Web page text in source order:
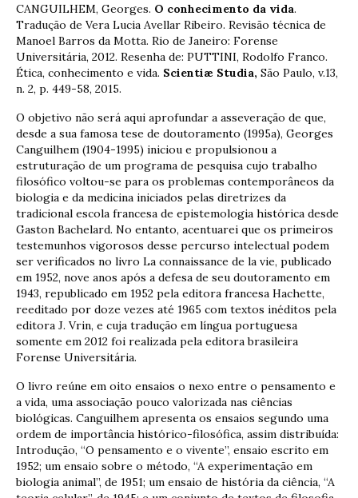
CANGUILHEM, Georges. O conhecimento da vida.
Tradução de Vera Lucia Avellar Ribeiro. Revisão técnica de
Manoel Barros da Motta. Rio de Janeiro: Forense
Universitária, 2012. Resenha de: PUTTINI, Rodolfo Franco.
Ética, conhecimento e vida. Scientiæ Studia, São Paulo, v.13,
n. 2, p. 449-58, 2015.
O objetivo não será aqui aprofundar a asseveração de que,
desde a sua famosa tese de doutoramento (1995a), Georges
Canguilhem (1904-1995) iniciou e propulsionou a
estruturação de um programa de pesquisa cujo trabalho
filosófico voltou-se para os problemas contemporâneos da
biologia e da medicina iniciados pelas diretrizes da
tradicional escola francesa de epistemologia histórica desde
Gaston Bachelard. No entanto, acentuarei que os primeiros
testemunhos vigorosos desse percurso intelectual podem
ser verificados no livro La connaissance de la vie, publicado
em 1952, nove anos após a defesa de seu doutoramento em
1943, republicado em 1952 pela editora francesa Hachette,
reeditado por doze vezes até 1965 com textos inéditos pela
editora J. Vrin, e cuja tradução em língua portuguesa
somente em 2012 foi realizada pela editora brasileira
Forense Universitária.
O livro reúne em oito ensaios o nexo entre o pensamento e
a vida, uma associação pouco valorizada nas ciências
biológicas. Canguilhem apresenta os ensaios segundo uma
ordem de importância histórico-filosófica, assim distribuída:
Introdução, “O pensamento e o vivente”, ensaio escrito em
1952; um ensaio sobre o método, “A experimentação em
biologia animal”, de 1951; um ensaio de história da ciência, “A